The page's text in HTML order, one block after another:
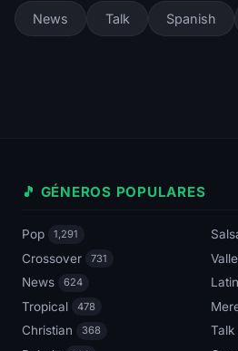
News Talk Spanish
🎵 GÉNEROS POPULARES
Pop 1,291
Crossover 731
News 624 Latin
Tropical 478
Christian 368 Talk